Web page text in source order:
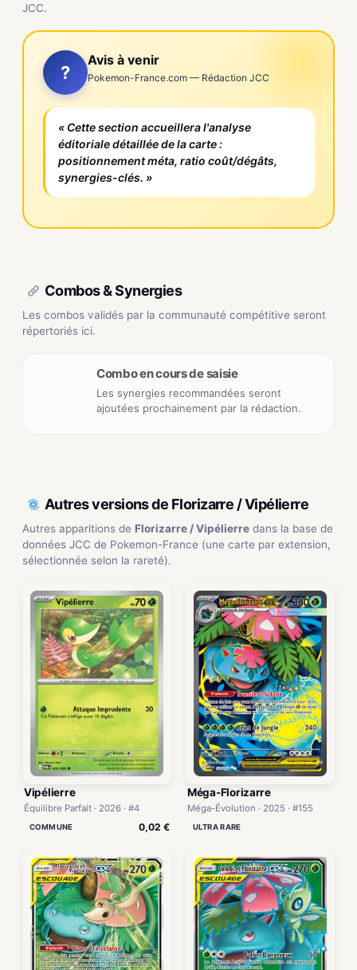
JCC.
?
Avis à venir
Pokemon-France.com — Rédaction JCC
« Cette section accueillera l'analyse
éditoriale détaillée de la carte :
positionnement méta, ratio coût/dégâts,
synergies-clés. »
Combos & Synergies
Les combos validés par la communauté compétitive seront
répertoriés ici.
Combo en cours de saisie
Les synergies recommandées seront
ajoutées prochainement par la rédaction.
Autres versions de Florizarre / Vipélierre
Autres apparitions de Florizarre / Vipélierre dans la base de
données JCC de Pokemon-France (une carte par extension,
sélectionnée selon la rareté).
Vipélierre
Équilibre Parfait · 2026 · #4
COMMUNE 0,02 €
Méga-Florizarre
Méga-Évolution · 2025 · #155
ULTRA RARE